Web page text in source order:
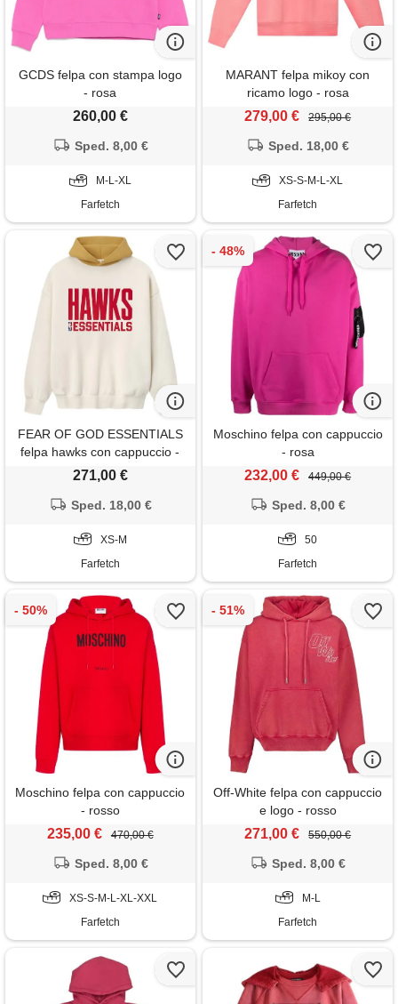
GCDS felpa con stampa logo
- rosa
260,00 €
Sped. 8,00 €
M-L-XL
Farfetch
MARANT felpa mikoy con
ricamo logo - rosa
279,00 € 295,00 €
Sped. 18,00 €
XS-S-M-L-XL
Farfetch
FEAR OF GOD ESSENTIALS
felpa hawks con cappuccio -
toni neutri
271,00 €
Sped. 18,00 €
XS-M
Farfetch
Moschino felpa con cappuccio
- rosa
232,00 € 449,00 €
Sped. 8,00 €
50
Farfetch
Moschino felpa con cappuccio
- rosso
235,00 € 470,00 €
Sped. 8,00 €
XS-S-M-L-XL-XXL
Farfetch
Off-White felpa con cappuccio
e logo - rosso
271,00 € 550,00 €
Sped. 8,00 €
M-L
Farfetch